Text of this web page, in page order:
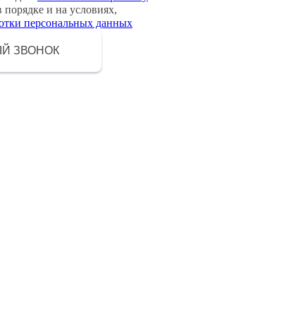
порядке и на условиях,
персональных данных
ЗВОНОК